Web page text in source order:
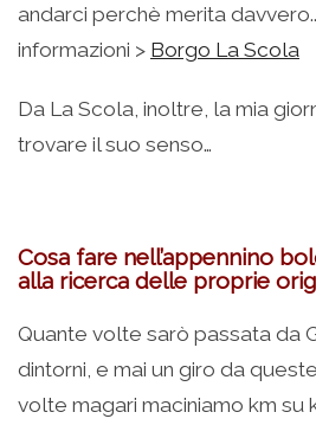
andarci perchè merita
informazioni > Borgo La Scola
Da La Scola, inoltre, la mia
trovare il suo senso…
Cosa fare nell’appennino
alla ricerca delle proprie
Quante volte sarò passata da
dintorni, e mai un giro da
volte magari maciniamo km su